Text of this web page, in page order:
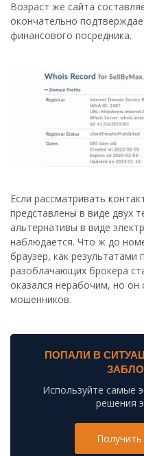
Возраст же сайта
окончательно
финансового посредника.
Если рассматривать
представлены в виде двух
альтернативы в виде
наблюдается. Что ж до
браузер, как результатами
разоблачающих брокера
оказался нерабочим, но он
мошенников.
ПОПАЛИ В
Используйте самые
решения